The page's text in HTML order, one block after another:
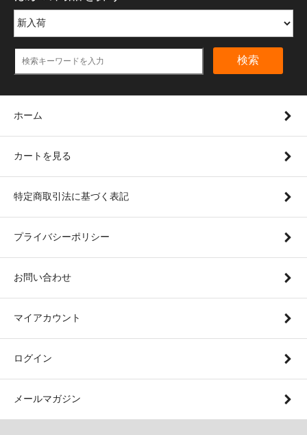
検索
ホーム
カートを見る
特定商取引法に基づく表記
プライバシーポリシー
お問い合わせ
マイアカウント
ログイン
メールマガジン